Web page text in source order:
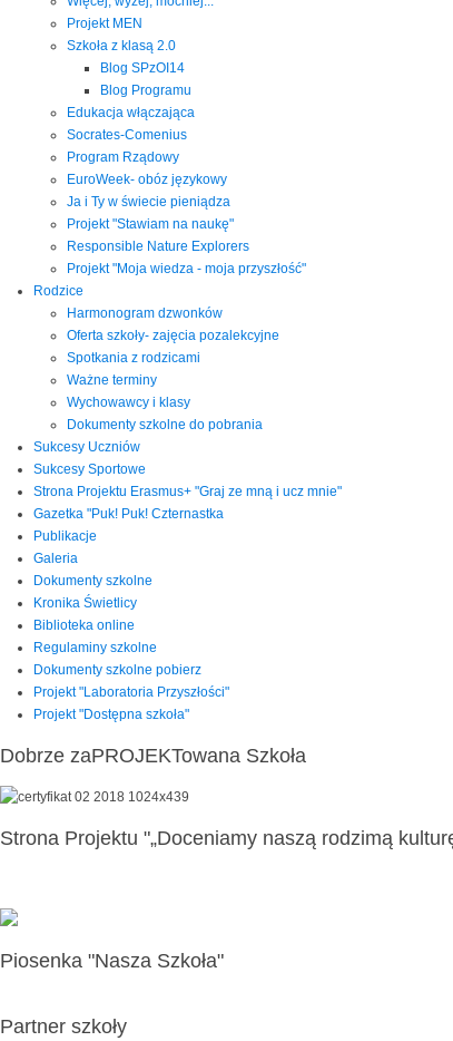
Projekt MEN
Szkoła z klasą 2.0
Blog SPzOI14
Blog Programu
Edukacja włączająca
Socrates-Comenius
Program Rządowy
EuroWeek- obóz językowy
Ja i Ty w świecie pieniądza
Projekt "Stawiam na naukę"
Responsible Nature Explorers
Projekt "Moja wiedza - moja przyszłość"
Rodzice
Harmonogram dzwonków
Oferta szkoły- zajęcia pozalekcyjne
Spotkania z rodzicami
Ważne terminy
Wychowawcy i klasy
Dokumenty szkolne do pobrania
Sukcesy Uczniów
Sukcesy Sportowe
Strona Projektu Erasmus+ "Graj ze mną i ucz mnie"
Gazetka "Puk! Puk! Czternastka
Publikacje
Galeria
Dokumenty szkolne
Kronika Świetlicy
Biblioteka online
Regulaminy szkolne
Dokumenty szkolne pobierz
Projekt "Laboratoria Przyszłości"
Projekt "Dostępna szkoła"
Dobrze zaPROJEKTowana Szkoła
Strona Projektu "„Doceniamy naszą rodzimą
Piosenka "Nasza Szkoła"
Partner szkoły